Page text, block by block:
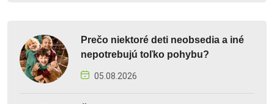
Prečo niektoré deti neobsedia a iné
nepotrebujú toľko pohybu?
05.08.2026